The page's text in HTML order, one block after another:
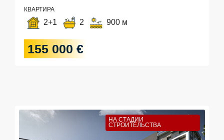
КВАРТИРА
2+1 2 900 м
155 000 €
НА СТАДИИ
СТРОИТЕЛЬСТВА